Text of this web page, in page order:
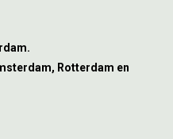
Rotterdam en